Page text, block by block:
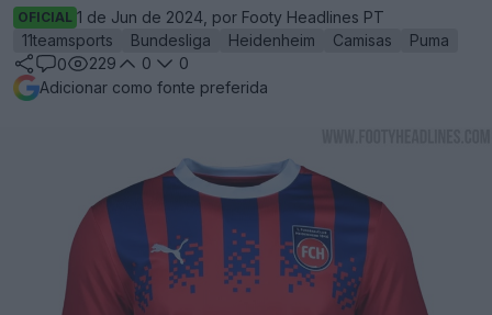
OFICIAL 1 de Jun de 2024, por Footy Headlines PT
11teamsports
Bundesliga Heidenheim Camisas
Puma
0
229 0
0
Adicionar como fonte preferida